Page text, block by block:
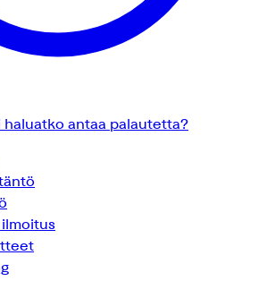
antaa palautetta?